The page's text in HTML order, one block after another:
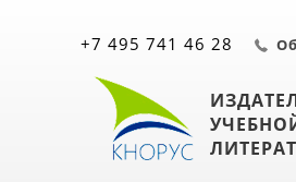
+7 495 741 46 28